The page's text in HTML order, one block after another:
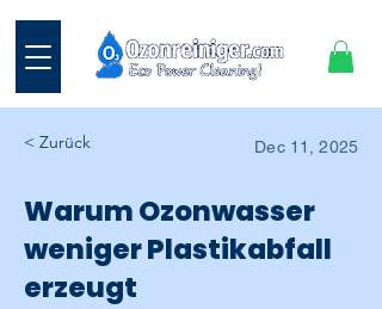
< Zurück Dec 11, 2025
Warum Ozonwasser
weniger Plastikabfall
erzeugt